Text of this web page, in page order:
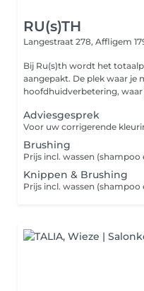
RU(s)TH
Langestraat 278, Affligem
Bij Ru(s)th wordt het
aangepakt. De plek waar je moet zijn voor haar- en
hoofdhuidverbetering,
Adviesgesprek
Brushing
Knippen & Brushing